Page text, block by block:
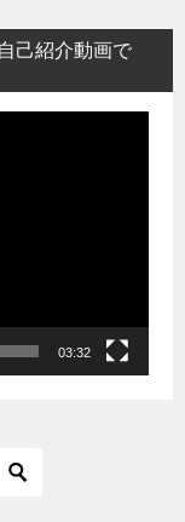
己紹介動画で
03:32